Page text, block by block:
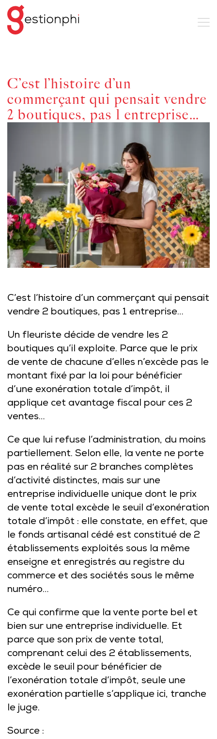
C’est l’histoire d’un
commerçant qui pensait vendre
2 boutiques, pas 1 entreprise…
C’est l’histoire d’un commerçant qui pensait
vendre 2 boutiques, pas 1 entreprise…
Un fleuriste décide de vendre les 2
boutiques qu’il exploite. Parce que le prix
de vente de chacune d’elles n’excède pas le
montant fixé par la loi pour bénéficier
d’une exonération totale d’impôt, il
applique cet avantage fiscal pour ces 2
ventes…
Ce que lui refuse l’administration, du moins
partiellement. Selon elle, la vente ne porte
pas en réalité sur 2 branches complètes
d’activité distinctes, mais sur une
entreprise individuelle unique dont le prix
de vente total excède le seuil d’exonération
totale d’impôt : elle constate, en effet, que
le fonds artisanal cédé est constitué de 2
établissements exploités sous la même
enseigne et enregistrés au registre du
commerce et des sociétés sous le même
numéro…
Ce qui confirme que la vente porte bel et
bien sur une entreprise individuelle. Et
parce que son prix de vente total,
comprenant celui des 2 établissements,
excède le seuil pour bénéficier de
l’exonération totale d’impôt, seule une
exonération partielle s’applique ici, tranche
le juge.
Source :